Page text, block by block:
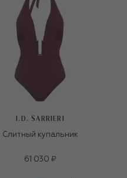
I.D. SARRIERI
Слитный купальник
61 030 ₽